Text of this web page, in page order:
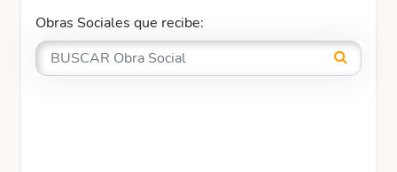
Obras Sociales que recibe: